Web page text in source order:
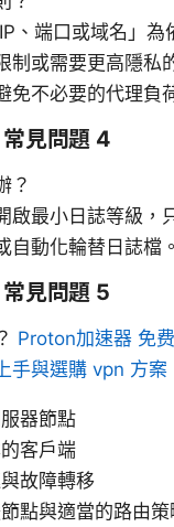
、端口或域名」為
制或需要更高隱私
免不必要的代理負
見問題 4
？
啟最小日誌等級，
自動化輪替日誌檔。
見問題 5
Proton加速器 免
手與選購 vpn 方案
器節點
客戶端
故障轉移
點與適當的路由策